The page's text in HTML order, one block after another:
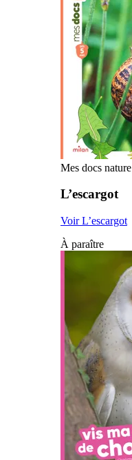
Mes docs nature
L’escargot
Voir L’escargot
À paraître